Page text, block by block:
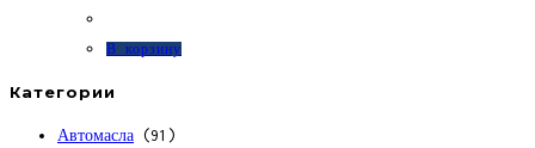
В корзину
Категории
Автомасла (91)